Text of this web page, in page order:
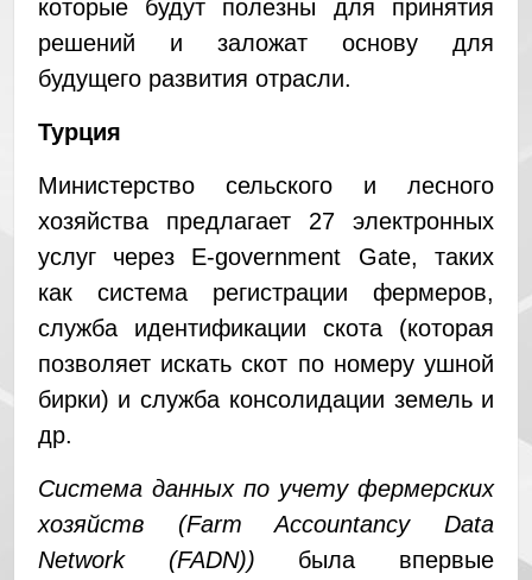
которые будут полезны для принятия
решений и заложат основу для
будущего развития отрасли.
Турция
Министерство сельского и лесного
хозяйства предлагает 27 электронных
услуг через E-government Gate, таких
как система регистрации фермеров,
служба идентификации скота (которая
позволяет искать скот по номеру ушной
бирки) и служба консолидации земель и
др.
Система данных по учету фермерских
хозяйств (Farm Accountancy Data
Network (FADN)) была впервые